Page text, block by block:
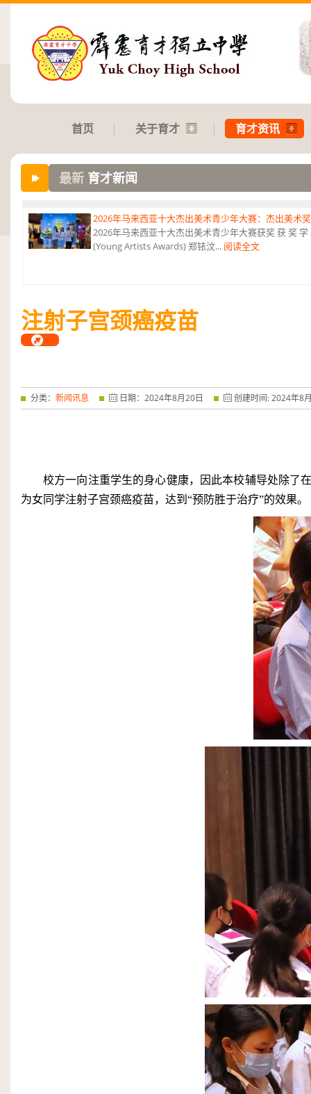
首页 关于育才 育才资讯
最新 育才新闻
恭贺本校庄浩霖同学荣获第六届“中华翰墨情”佛港澳台侨
——特优奖... 阅读全文
2026年马来西亚十大杰出美术青少年大赛：杰出美术
2026年马来西亚十大杰出美术青少年大赛获奖 获 奖
(Young Artists Awards) 郑铱汶... 阅读全文
注射子宫颈癌疫苗
分类： 新闻讯息 日期： 2024年8月20日 创建时间:2024年8
校方一向注重学生的身心健康，因此本校辅导处除了
为女同学注射子宫颈癌疫苗，达到“预防胜于治疗”的效果。